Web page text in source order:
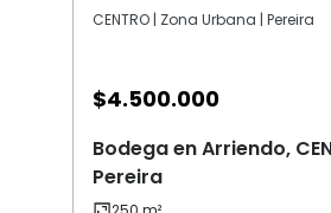
CENTRO | Zona Urbana | Pereira
$4.500.000
Bodega en Arriendo,
Pereira